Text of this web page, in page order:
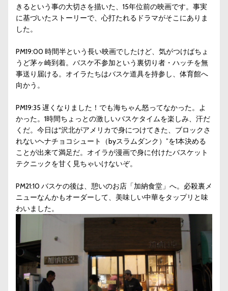
きるという事の大切さを描いた、15年位前の映画です。事実
に基づいたストーリーで、心打たれるドラマがそこにありま
した。
PM19:00 時間半という長い映画でしたけど、気がつけばちょ
うど茅ヶ崎到着。バスケ不参加という裏切り者・ハッチを無
事送り届ける。オイラたちはバスケ道具を持参し、体育館へ
向かう。
PM19:35 遅くなりました！でも海ちゃん怒ってなかった。よ
かった。1時間ちょっとの激しいバスケタイムを楽しみ、汗だ
くだ。今日は“沢北がアメリカで身につけてきた、ブロックさ
れないヘナチョコシュート（byスラムダンク）”を1本決める
ことが出来て満足だ。オイラが漫画で身に付けたバスケット
テクニックを甘く見ちゃいけないぞ。
PM21:10 バスケの後は、憩いのお店「加納食堂」へ。必殺裏メ
ニューなんかもオーダーして、美味しい中華をタップリと味
わいました。